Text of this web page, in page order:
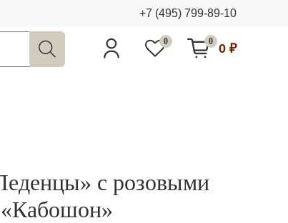
+7 (495) 799-89-10
0 0 0 ₽
с розовыми